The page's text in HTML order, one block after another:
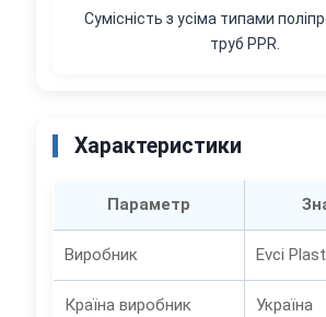
Сумісність з усіма типами
труб PPR.
Характеристики
Параметр
Виробник Evci
Країна виробник Україна